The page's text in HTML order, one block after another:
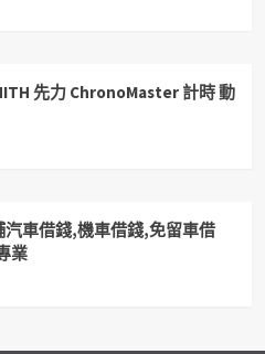
先力 ChronoMaster 計時 動
車借錢,機車借錢,免留車借
業